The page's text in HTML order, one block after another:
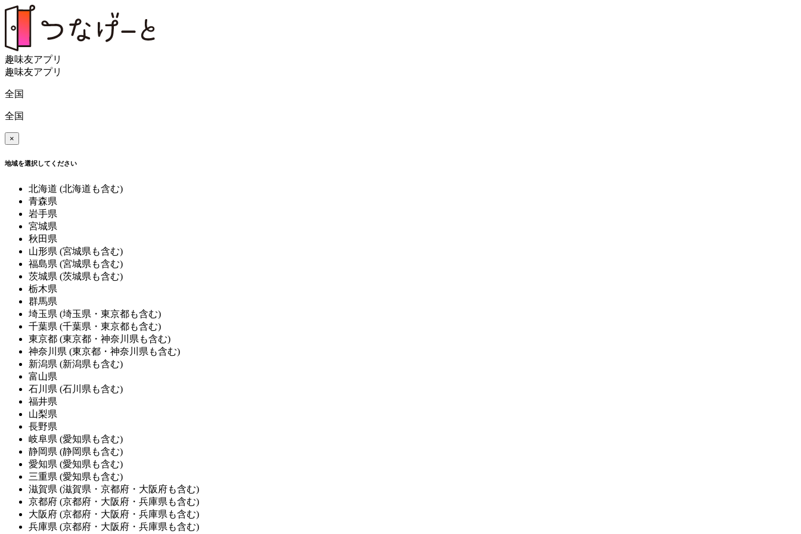
趣味友アプリ
趣味友アプリ
全国
全国
×
地域を選択してください
北海道 (北海道も含む)
青森県
岩手県
宮城県
秋田県
山形県 (宮城県も含む)
福島県 (宮城県も含む)
茨城県 (茨城県も含む)
栃木県
群馬県
埼玉県 (埼玉県・東京都も含む)
千葉県 (千葉県・東京都も含む)
東京都 (東京都・神奈川県も含む)
神奈川県 (東京都・神奈川県も含む)
新潟県 (新潟県も含む)
富山県
石川県 (石川県も含む)
福井県
山梨県
長野県
岐阜県 (愛知県も含む)
静岡県 (静岡県も含む)
愛知県 (愛知県も含む)
三重県 (愛知県も含む)
滋賀県 (滋賀県・京都府・大阪府も含む)
京都府 (京都府・大阪府・兵庫県も含む)
大阪府 (京都府・大阪府・兵庫県も含む)
兵庫県 (京都府・大阪府・兵庫県も含む)